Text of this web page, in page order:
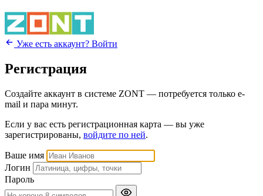
Уже есть аккаунт? Войти
Регистрация
Создайте аккаунт в системе ZONT — потребуется только e-
mail и пара минут.
Если у вас есть регистрационная карта — вы уже
зарегистрированы, войдите по ней.
Ваше имя
Логин
Пароль